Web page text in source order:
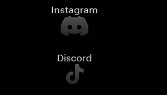
Instagram
Discord